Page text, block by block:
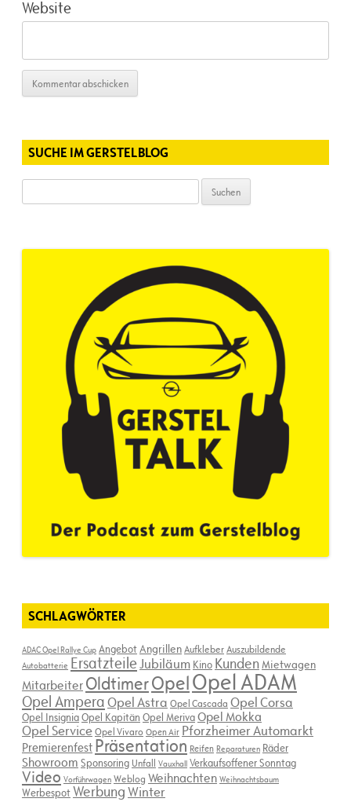
Website
SUCHE IM GERSTELBLOG
nach:
SCHLAGWÖRTER
ADAC Opel Rallye Cup AngebotAngrillenAufkleberAuszubildende
Autobatterie ErsatzteileJubiläum Kino KundenMietwagen
Mitarbeiter OldtimerOpelOpel ADAM
Opel AmperaOpel Astra Opel Cascada Opel Corsa
Opel InsigniaOpel Kapitän Opel MerivaOpel Mokka
Opel ServiceOpel Vivaro Open Air Pforzheimer Automarkt
Premierenfest Präsentation Reifen Reparaturen Räder
Showroom Sponsoring Unfall Vauxhall Verkaufsoffener Sonntag
Video Vorführwagen Weblog Weihnachten Weihnachtsbaum
WerbespotWerbungWinter